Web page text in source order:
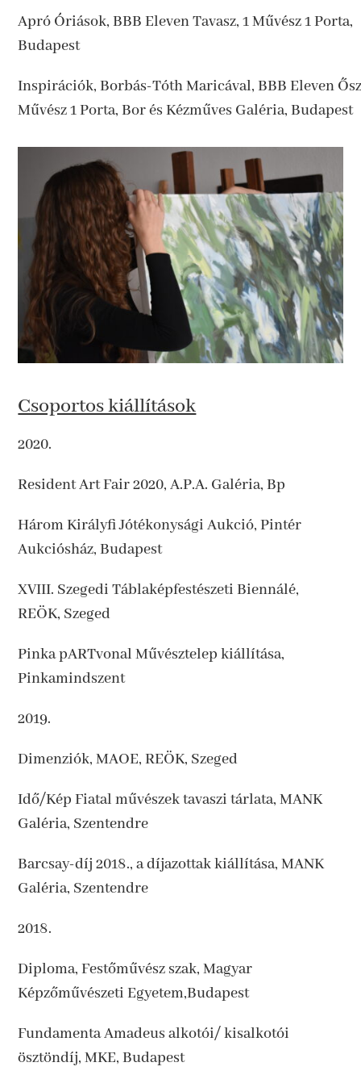
Apró Óriások, BBB Eleven Tavasz, 1 Művész 1 Porta,
Budapest
Inspirációk, Borbás-Tóth Maricával, BBB Eleven
Művész 1 Porta, Bor és Kézműves Galéria, Budapest
Csoportos kiállítások
2020.
Resident Art Fair 2020, A.P.A. Galéria, Bp
Három Királyfi Jótékonysági Aukció, Pintér
Aukciósház, Budapest
XVIII. Szegedi Táblaképfestészeti Biennálé,
REÖK, Szeged
Pinka pARTvonal Művésztelep kiállítása,
Pinkamindszent
2019.
Dimenziók, MAOE, REÖK, Szeged
Idő/Kép Fiatal művészek tavaszi tárlata, MANK
Galéria, Szentendre
Barcsay-díj 2018., a díjazottak kiállítása, MANK
Galéria, Szentendre
2018.
Diploma, Festőművész szak, Magyar
Képzőművészeti Egyetem,Budapest
Fundamenta Amadeus alkotói/ kisalkotói
ösztöndíj, MKE, Budapest